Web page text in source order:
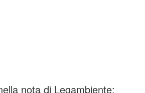
nota di Legambiente: